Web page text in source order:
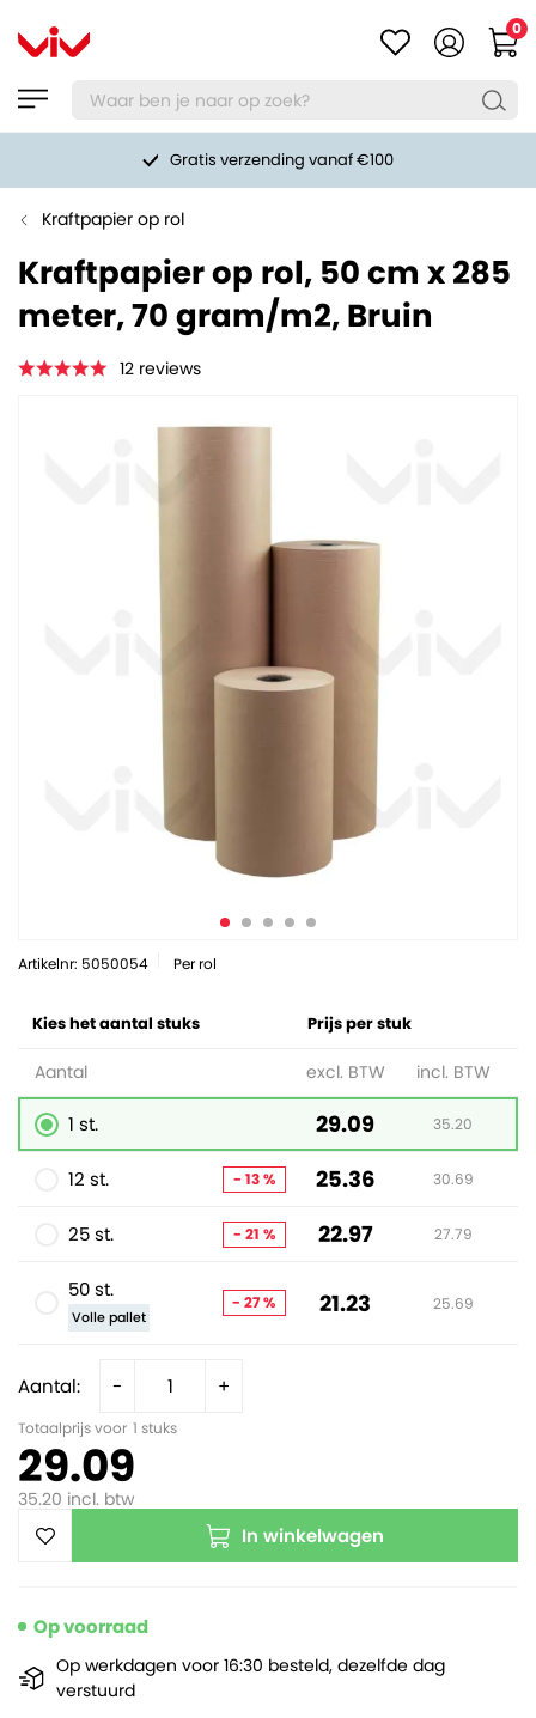
0
Gratis verzending vanaf €100
Kraftpapier op rol
Kraftpapier op rol, 50 cm x 285
meter, 70 gram/m2, Bruin
12 reviews
Artikelnr: 5050054 Per rol
Aantal: - +
Totaalprijs voor 1 stuks
29.09
35.20 incl. btw
In winkelwagen
Kies het aantal stuks Prijs per stuk
Aantal excl. BTW incl. BTW
1 st. 29.09 35.20
12 st. - 13 % 25.36 30.69
25 st. - 21 % 22.97 27.79
50 st.
Volle pallet
- 27 % 21.23 25.69
Op voorraad
Op werkdagen voor 16:30 besteld, dezelfde dag
verstuurd